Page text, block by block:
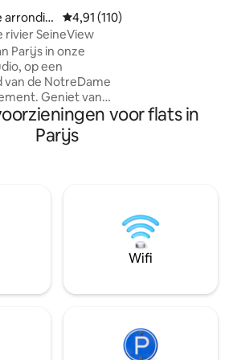
Gemiddelde beoordeling van
4,91 (110)
rivier SeineView
Parijs in onze
op een
de NotreDame
Geniet van
uitzicht op de
balkon, genesteld op
een historisch
kronkelende
de lichte reiziger.
winkels en
voor flats in
Parijs
Wifi